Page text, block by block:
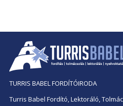
TURRIS BABEL FORDÍTÓIRODA
Turris Babel Fordító, Lektoráló,